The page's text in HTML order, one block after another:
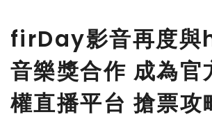
firDay影音再度
音樂獎合作 成為官
權直播平台 搶票攻